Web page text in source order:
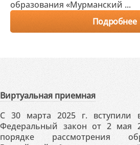
образования «Мурманский ...
Подробнее
Виртуальная приемная
С 30 марта 2025 г. вступили
Федеральный закон от 2
порядке рассмотрения